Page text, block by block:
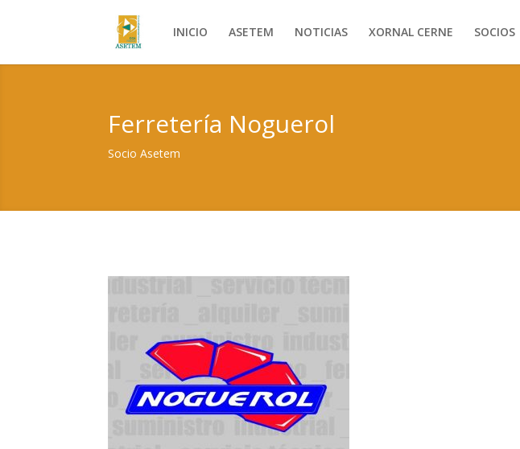
INICIO ASETEM NOTICIAS XORNAL CERNE SOCIOS
Ferretería Noguerol
Socio Asetem